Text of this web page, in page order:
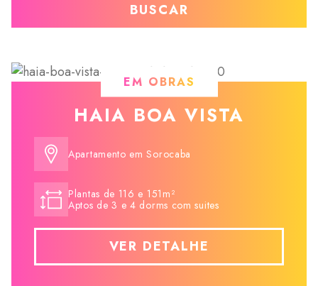
BUSCAR
EM OBRAS
HAIA BOA VISTA
Apartamento em Sorocaba
Plantas de 116 e 151m²
Aptos de 3 e 4 dorms com suites
VER DETALHE